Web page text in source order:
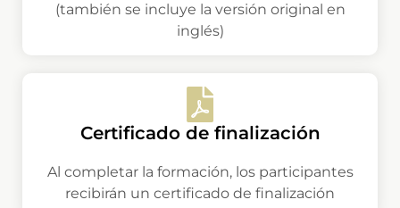
(también se incluye la versión original en
inglés)
Certificado de finalización
Al completar la formación, los participantes
recibirán un certificado de finalización